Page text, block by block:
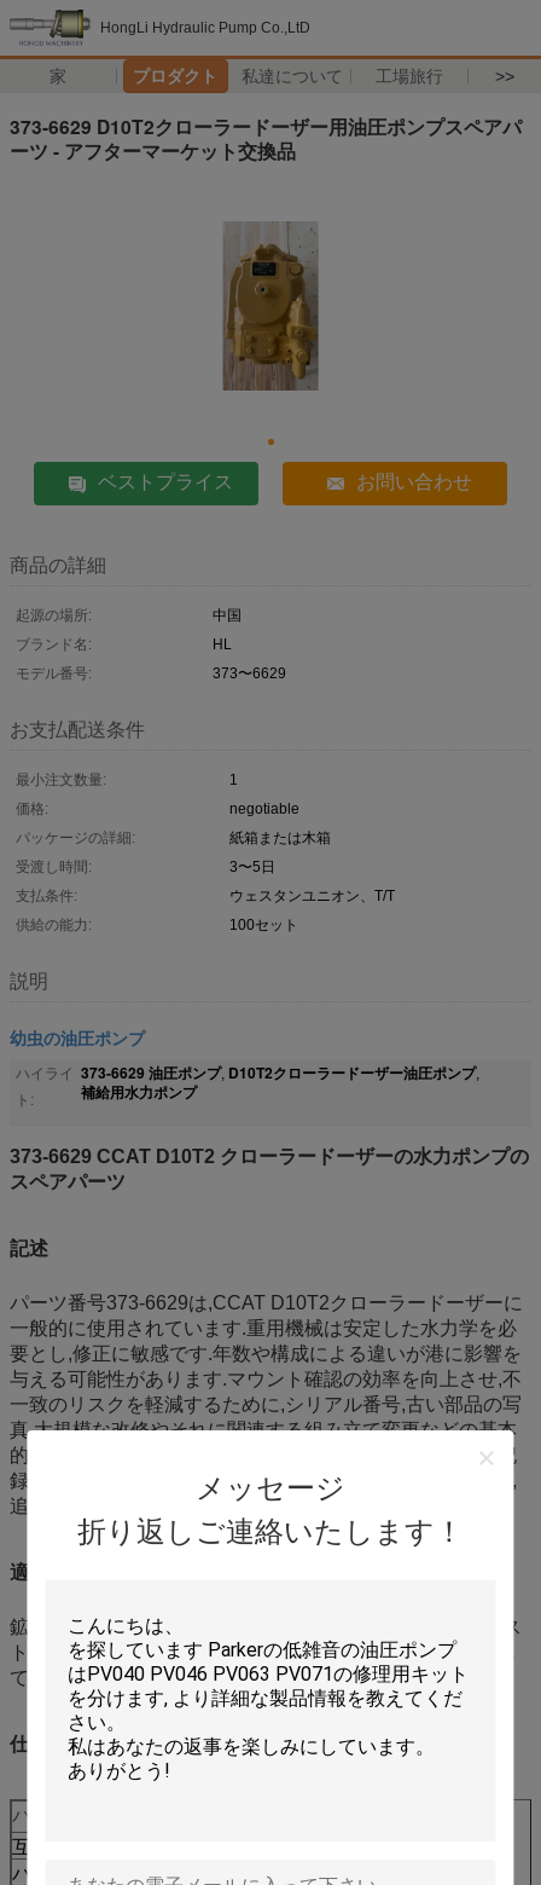
HongLi Hydraulic Pump Co.,LtD
家 プロダクト 私達について 工場旅行 >>
メッセージ
折り返しご連絡いたします！
373-6629 D10T2クローラードーザー用油圧ポンプスペアパ
ーツ - アフターマーケット交換品
ベストプライス お問い合わせ
商品の詳細
起源の場所:
中国
ブランド名:
HL
モデル番号:
373〜6629
お支払配送条件
最小注文数量:
1
価格:
negotiable
パッケージの詳細:
紙箱または木箱
受渡し時間:
3〜5日
支払条件:
ウェスタンユニオン、T/T
供給の能力:
100セット
説明
幼虫の油圧ポンプ
ハイライ
ト:
373-6629 油圧ポンプ, D10T2クローラードーザー油圧ポンプ,
補給用水力ポンプ
373-6629 CCAT D10T2 クローラードーザーの水力ポンプの
スペアパーツ
記述
パーツ番号373-6629は,CCAT D10T2クローラードーザーに
一般的に使用されています.重用機械は安定した水力学を必
要とし,修正に敏感です.年数や構成による違いが港に影響を
与える可能性があります.マウント確認の効率を向上させ,不
一致のリスクを軽減するために,シリアル番号,古い部品の写
真,大規模な改修やそれに関連する組み立て変更などの基本
的なサービス状況鉱山や大型土搬船では,ラベルとバッチ記
録を備えた安全備品として重要なスペアを保管することで,
追跡可能な制御がサポートされ,待機時間が短縮されます.
適用する
鉱山の休眠,剥離,重量分類作業のための代替および予防用ス
トッキング,艦隊の維持およびワークショップの在庫に適し
ています.
仕様
パラメータ
互換性コード
パーツNo
373〜6629